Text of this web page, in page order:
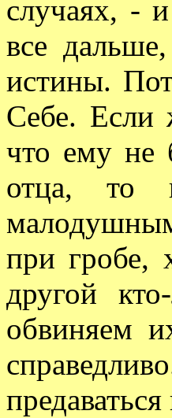
случаях, -
все
истины.
Себе. Если
что ему не
отца, то
при гробе,
другой
обвиняем